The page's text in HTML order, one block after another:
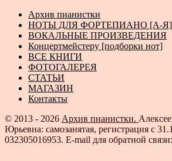
Архив пианистки
НОТЫ ДЛЯ ФОРТЕПИАНО [А-Я]
ВОКАЛЬНЫЕ ПРОИЗВЕДЕНИЯ
Концертмейстеру [подборки нот]
ВСЕ КНИГИ
ФОТОГАЛЕРЕЯ
СТАТЬИ
МАГАЗИН
Контакты
© 2013 - 2026 Архив пианистки.
Юрьевна: самозанятая, регистрация с
032305016953. E-mail для обратной